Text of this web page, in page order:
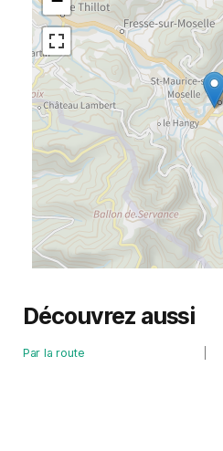
Découvrez aussi
Par la route